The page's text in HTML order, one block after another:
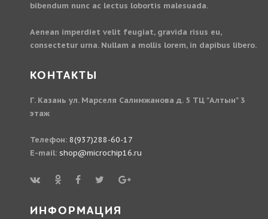
bibendum nunc ac lectus lobortis malesuada.
Aenean imperdiet velit feugiat, gravida risus eu,
consectetur urna. Nullam a mollis lorem, in dapibus libero.
КОНТАКТЫ
Г. Казань ул. Марселя Салимжанова д. 5 ТЦ "Алтын" 3
этаж
Телефон: 8(937)288-60-17
E-mail: shop@microchip16.ru
ИНФОРМАЦИЯ